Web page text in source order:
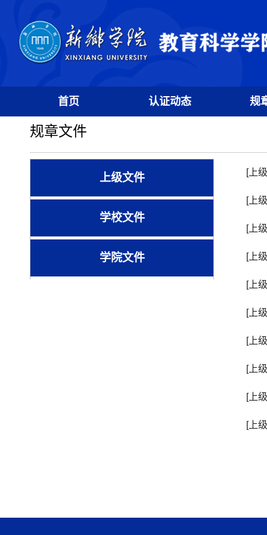
首页 认证动态 规
规章文件
上级文件
学校文件
学院文件
[上
[上
[上
[上
[上
[上
[上
[上
[上
[上